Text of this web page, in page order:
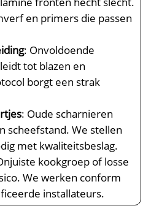
en primers die passen
: Onvoldoende
tot blazen en
borgt een strak
: Oude scharnieren
scheefstand.​ We stellen
met kwaliteitsbeslag.​
kookgroep of losse
We werken conform
installateurs.​